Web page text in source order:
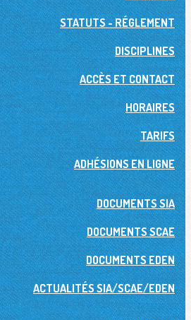
STATUTS - RÉGLEMENT
DISCIPLINES
ACCÈS ET CONTACT
HORAIRES
TARIFS
ADHÉSIONS EN LIGNE
DOCUMENTS SIA
DOCUMENTS SCAE
DOCUMENTS EDEN
ACTUALITÉS SIA/SCAE/EDEN